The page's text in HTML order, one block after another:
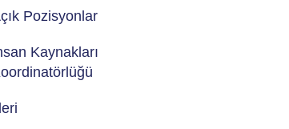
Pozisyonlar
Kaynakları